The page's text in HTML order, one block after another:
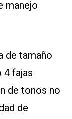
manejo
de tamaño
4 fajas
de tonos no
de